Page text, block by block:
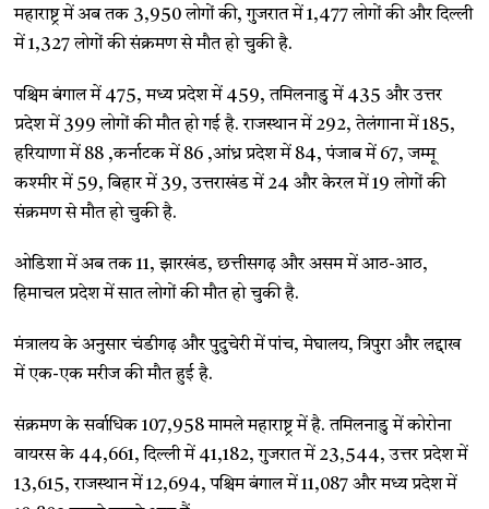
महाराष्ट्र में अब तक 3,950 लोगों की, गुजरात में 1,477 लोगों की और दिल्ली
में 1,327 लोगों की संक्रमण से मौत हो चुकी है.
पश्चिम बंगाल में 475, मध्य प्रदेश में 459, तमिलनाडु में 435 और उत्तर
प्रदेश में 399 लोगों की मौत हो गई है. राजस्थान में 292, तेलंगाना में 185,
हरियाणा में 88 ,कर्नाटक में 86 ,आंध्र प्रदेश में 84, पंजाब में 67, जम्मू
कश्मीर में 59, बिहार में 39, उत्तराखंड में 24 और केरल में 19 लोगों की
संक्रमण से मौत हो चुकी है.
ओडिशा में अब तक 11, झारखंड, छत्तीसगढ़ और असम में आठ-आठ,
हिमाचल प्रदेश में सात लोगों की मौत हो चुकी है.
मंत्रालय के अनुसार चंडीगढ़ और पुदुचेरी में पांच, मेघालय, त्रिपुरा और लद्दाख
में एक-एक मरीज की मौत हुई है.
संक्रमण के सर्वाधिक 107,958 मामले महाराष्ट्र में है. तमिलनाडु में कोरोना
वायरस के 44,661, दिल्ली में 41,182, गुजरात में 23,544, उत्तर प्रदेश में
13,615, राजस्थान में 12,694, पश्चिम बंगाल में 11,087 और मध्य प्रदेश में